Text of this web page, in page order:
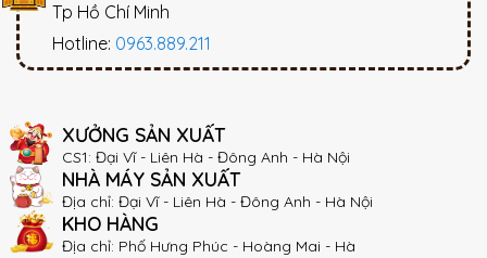
Tp Hồ Chí Minh
Hotline: 0963.889.211
XƯỞNG SẢN XUẤT
CS1: Đại Vĩ - Liên Hà - Đông Anh - Hà Nội
NHÀ MÁY SẢN XUẤT
Địa chỉ: Đại Vĩ - Liên Hà - Đông Anh - Hà Nội
KHO HÀNG
Địa chỉ: Phố Hưng Phúc - Hoàng Mai - Hà